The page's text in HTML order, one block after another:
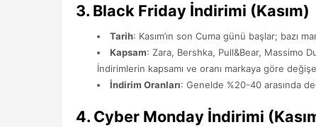
3. Black Friday İndirimi (Kasım)
Tarih: Kasım’ın son Cuma günü başlar; bazı
Kapsam: Zara, Bershka, Pull&Bear, Massimo
İndirimlerin kapsamı ve oranı markaya göre
İndirim Oranları: Genelde %20-40 arasında
4. Cyber Monday İndirimi